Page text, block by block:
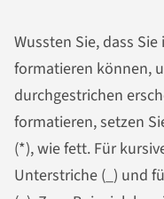
Wussten Sie, dass
formatieren können,
durchgestrichen
formatieren, setzen
(*), wie fett. Für
Unterstriche (_) und